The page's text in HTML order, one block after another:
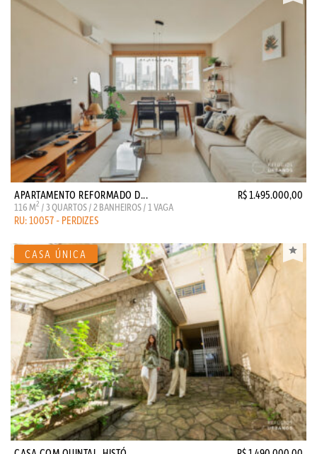
APARTAMENTO REFORMADO D... R$ 1.495.000,00
116 M2 / 3 QUARTOS / 2 BANHEIROS / 1 VAGA
RU: 10057 - PERDIZES